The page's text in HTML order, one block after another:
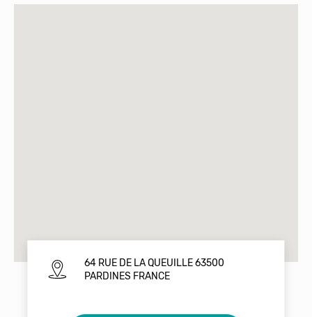
64 RUE DE LA QUEUILLE 63500
PARDINES FRANCE